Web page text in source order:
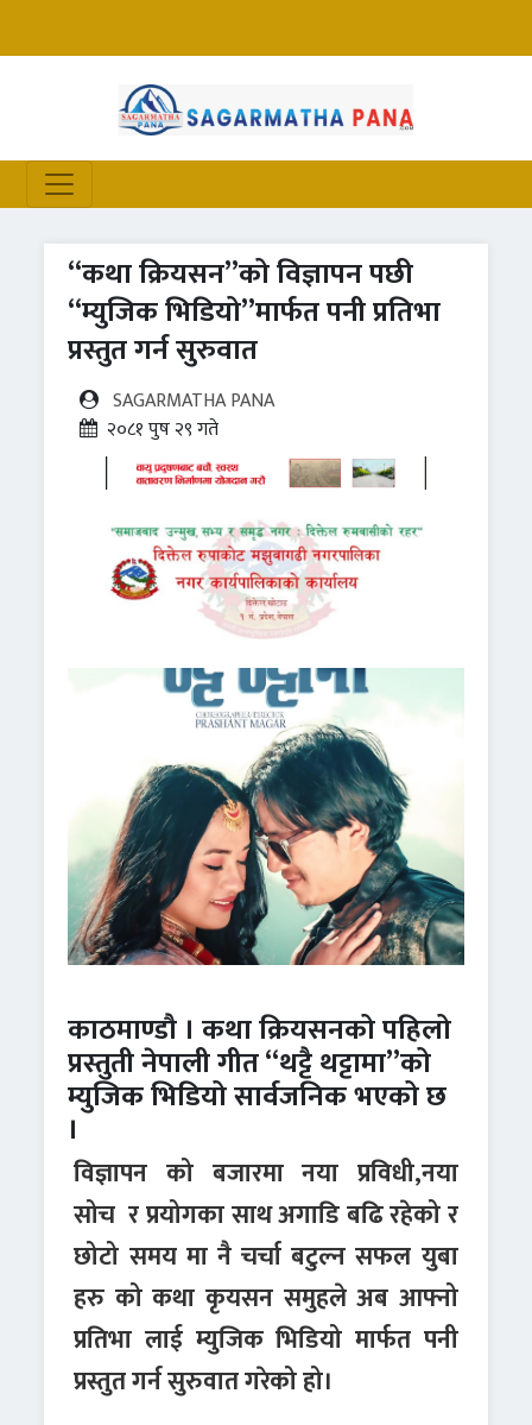
“कथा क्रियसन”को विज्ञापन पछी
“म्युजिक भिडियो”मार्फत पनी प्रतिभा
प्रस्तुत गर्न सुरुवात
SAGARMATHA PANA
२०८१ पुष २९ गते
काठमाण्डौ । कथा क्रियसनको पहिलो
प्रस्तुती नेपाली गीत “थट्टै थट्टामा”को
म्युजिक भिडियो सार्वजनिक भएको छ
।
विज्ञापन को बजारमा नया प्रविधी,नया
सोच रप्रयोगका साथ अगाडि बढि रहेको र
छोटो समय मा नै चर्चा बटुल्न सफल युबा
हरु को कथा कृयसन समुहले अब आफ्नो
प्रतिभा लाई म्युजिक भिडियो मार्फत पनी
प्रस्तुत गर्न सुरुवात गरेकोहो।